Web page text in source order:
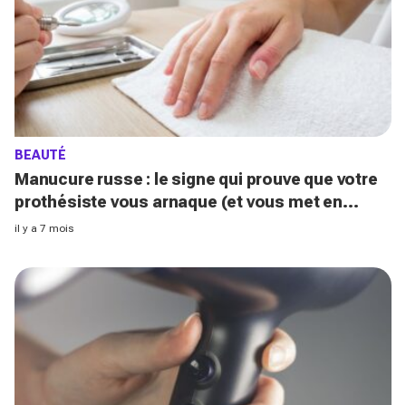
BEAUTÉ
Manucure russe : le signe qui prouve que votre
prothésiste vous arnaque (et vous met en
danger)
il y a 7 mois